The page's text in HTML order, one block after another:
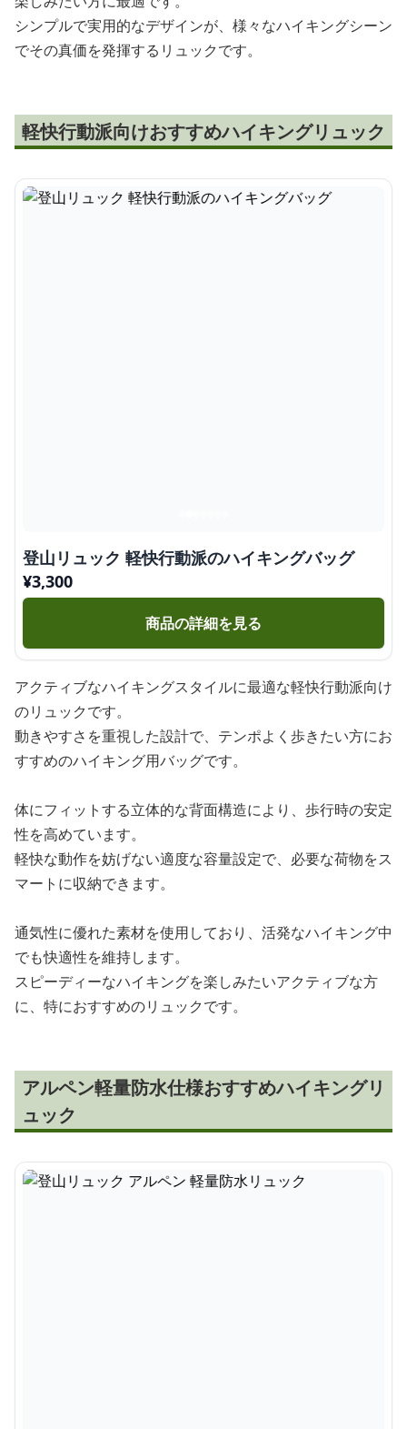
シンプルで実用的なデザインが、様々なハイキングシーン
でその真価を発揮するリュックです。
軽快行動派向けおすすめハイキングリュック
登山リュック 軽快行動派のハイキングバッグ
¥3,300
商品の詳細を見る
アクティブなハイキングスタイルに最適な軽快行動派向け
のリュックです。
動きやすさを重視した設計で、テンポよく歩きたい方にお
すすめのハイキング用バッグです。
体にフィットする立体的な背面構造により、歩行時の安定
性を高めています。
軽快な動作を妨げない適度な容量設定で、必要な荷物をス
マートに収納できます。
通気性に優れた素材を使用しており、活発なハイキング中
でも快適性を維持します。
スピーディーなハイキングを楽しみたいアクティブな方
に、特におすすめのリュックです。
アルペン軽量防水仕様おすすめハイキングリ
ュック